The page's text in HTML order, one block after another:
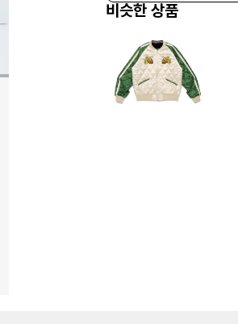
비슷한 상품